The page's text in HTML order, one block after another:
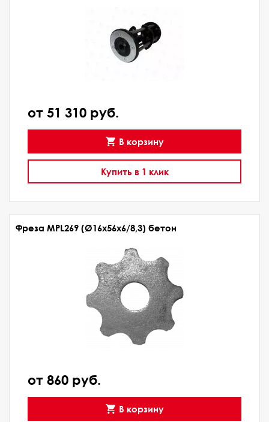
от 51 310 руб.
В корзину
Купить в 1 клик
Фреза MPL269 (Ø16x56x6/8,3) бетон
от 860 руб.
В корзину